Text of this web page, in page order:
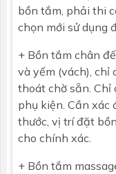
bồn tắm, phải thi
chọn mới sử dụng
+ Bồn tắm chân
và yếm (vách), chỉ
thoát chờ sẵn. Chỉ
phụ kiện. Cần xác
thước, vị trí đặt
cho chính xác.
+ Bồn tắm